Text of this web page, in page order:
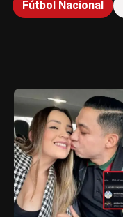
Fútbol Nacional